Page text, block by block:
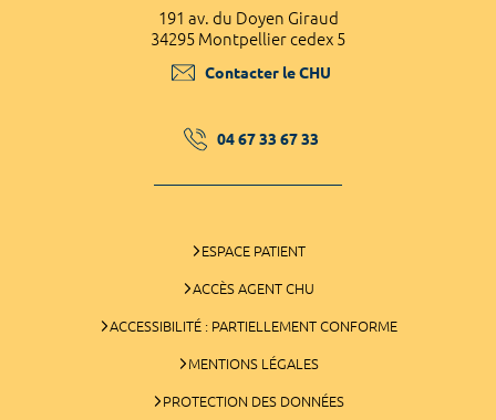
191 av. du Doyen Giraud
34295 Montpellier cedex 5
Contacter le CHU
04 67 33 67 33
ESPACE PATIENT
ACCÈS AGENT CHU
ACCESSIBILITÉ : PARTIELLEMENT CONFORME
MENTIONS LÉGALES
PROTECTION DES DONNÉES